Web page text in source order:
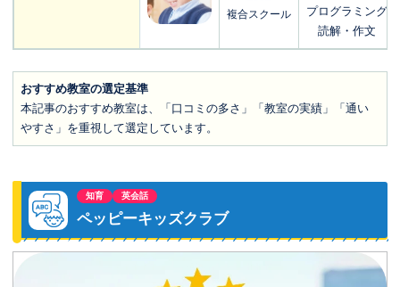
複合スクール
プログラミング
読解・作文
おすすめ教室の選定基準
本記事のおすすめ教室は、「口コミの多さ」「教室の実績」「通い
やすさ」を重視して選定しています。
知育 英会話
ペッピーキッズクラブ